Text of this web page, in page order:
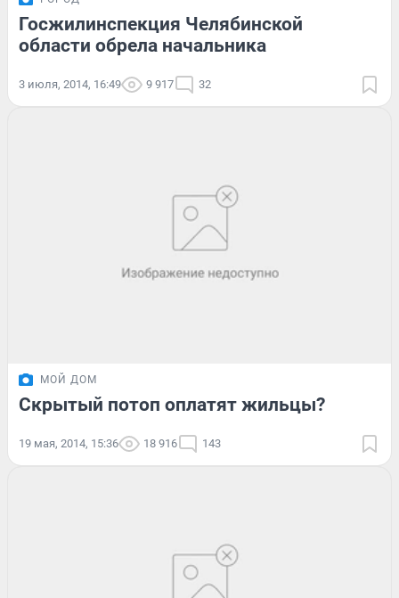
Госжилинспекция Челябинской
области обрела начальника
3 июля, 2014, 16:49 9 917 32
МОЙ ДОМ
Скрытый потоп оплатят жильцы?
19 мая, 2014, 15:36 18 916 143